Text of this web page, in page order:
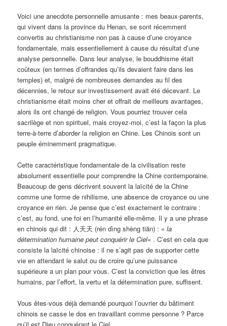
Voici une anecdote personnelle amusante : mes beaux-parents,
qui vivent dans la province du Henan, se sont récemment
convertis au christianisme non pas à cause d’une croyance
fondamentale, mais essentiellement à cause du résultat d’une
analyse personnelle. Dans leur analyse, le bouddhisme était
coûteux (en termes d’offrandes qu’ils devaient faire dans les
temples) et, malgré de nombreuses demandes au fil des
décennies, le retour sur investissement avait été décevant. Le
christianisme était moins cher et offrait de meilleurs avantages,
alors ils ont changé de religion. Vous pourriez trouver cela
sacrilège et non spirituel, mais croyez-moi, c’est la façon la plus
terre-à-terre d’aborder la religion en Chine. Les Chinois sont un
peuple éminemment pragmatique.
Cette caractéristique fondamentale de la civilisation reste
absolument essentielle pour comprendre la Chine contemporaine.
Beaucoup de gens décrivent souvent la laïcité de la Chine
comme une forme de nihilisme, une absence de croyance ou une
croyance en rien. Je pense que c’est exactement le contraire :
c’est, au fond, une foi en l’humanité elle-même. Il y a une phrase
en chinois qui dit : 人天天 (rén dìng shèng tiān) : «la
détermination humaine peut conquérir le Ciel« . C’est en cela que
consiste la laïcité chinoise : il ne s’agit pas de supporter cette
vie en attendant le salut ou de croire qu’une puissance
supérieure a un plan pour vous. C’est la conviction que les êtres
humains, par l’effort, la vertu et la détermination pure, suffisent.
Vous êtes-vous déjà demandé pourquoi l’ouvrier du bâtiment
chinois se casse le dos en travaillant comme personne ? Parce